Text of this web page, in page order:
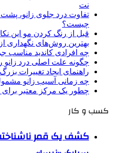
نت
تفاوت درد جلوی زانو،
چیست؟
قبل از رنگ کردن مو این
بهترین روش‌های نگهداری
چه افرادی کاندید مناسب
چگونه علت اصلی درد
راهنمای ایجاد تغییرات
چه زمانی آسیب زانو
چطور یک مرکز معتبر برای
کسب و کار
کشف یک قمر